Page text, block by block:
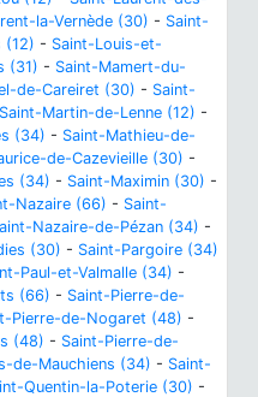
la-Vernède (30) - Saint-
(12) - Saint-Louis-et-
(31) - Saint-Mamert-du-
de-Careiret (30) - Saint-
Saint-Martin-de-Lenne (12) -
(34) - Saint-Mathieu-de-
de-Cazevieille (30) -
(34) - Saint-Maximin (30) -
Nazaire (66) - Saint-
Nazaire-de-Pézan (34) -
(30) - Saint-Pargoire (34)
Paul-et-Valmalle (34) -
(66) - Saint-Pierre-de-
Pierre-de-Nogaret (48) -
(48) - Saint-Pierre-de-
de-Mauchiens (34) - Saint-
Quentin-la-Poterie (30) -